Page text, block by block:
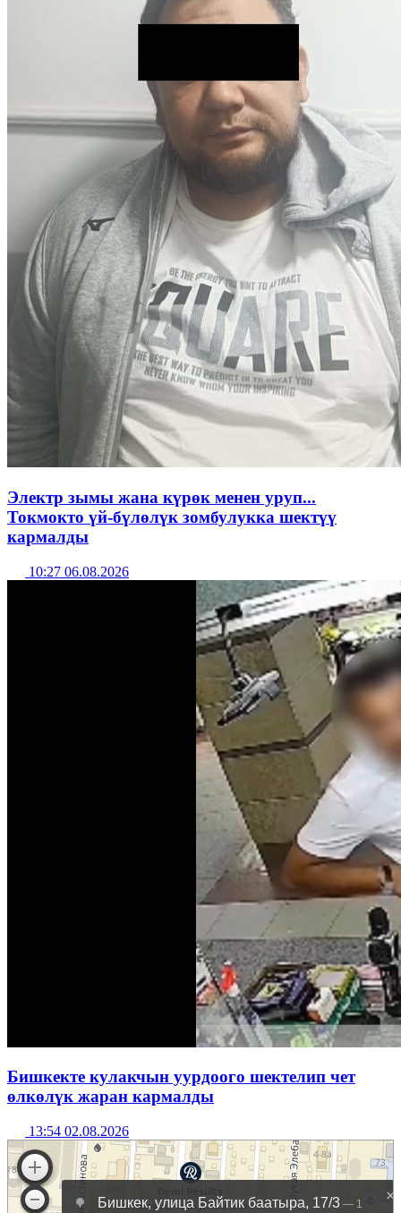
Электр зымы жана күрөк менен уруп...
Токмокто үй-бүлөлүк зомбулукка шектүү
кармалды
10:27 06.08.2026
Бишкекте кулакчын уурдоого шектелип чет
өлкөлүк жаран кармалды
13:54 02.08.2026